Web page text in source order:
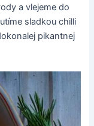
a vlejeme do
sladkou chilli
pikantnej